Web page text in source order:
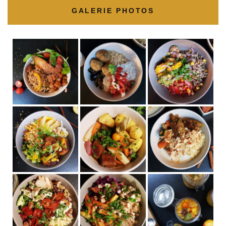
GALERIE PHOTOS